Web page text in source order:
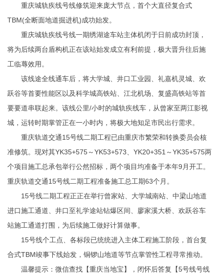
重庆城轨疾线号线修筑迎来庞大节点，首个大直径复合式
TBM(全断面地道掘进机)成功始发。
重庆城轨疾线号线一期绣湖途车站主体机闭于日前成功封顶，
将为后续两台盾构机正在该站始发成立有利前提，极大晋升往后施
工临蓐效用。
该线途全线通车后，将大学城、井口工业园、礼嘉机灵城、欢
跃谷等首要性能区以及科学城高铁站、江北机场、复盛高铁站等首
要要道串联起来。该线公里/小时的城轨疾线车，从曾家至两江影视
城，运转时期掌管正在一小时内，将极大地知足市民出行需求。
重庆轨道交通15号线二期工程已由重庆市繁荣和转换委员会核
准修筑。现对其YK35+575～YK53+573、YK20+351～YK35+575两
个项目施工总承包举行公然招标，两个项目均准备于本年9月开工。
重庆轨道交通15号线二期工程准备施工总工期63个月。
15号线二期工程正正在举行曾家站、大学城南站、中梁山地道
进口施工通道、井口至礼学途站钻爆区间、廖家溪大桥、欢跃谷车
站施工通道打围，为后续施工做好计算做事。
15号线个工点、各标段已统统进入主体工程施工阶段，首台复
合式TBM竣事下线始发，铜锣山地道等节点掌管性工程寻常推动。
温馨提示：微信查找【重庆当地宝】，闭怀后答复【5号线号线